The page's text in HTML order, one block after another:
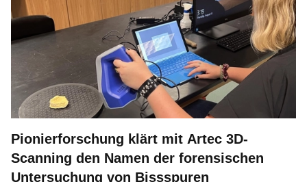
Pionierforschung klärt mit Artec 3D-
Scanning den Namen der forensischen
Untersuchung von Bissspuren